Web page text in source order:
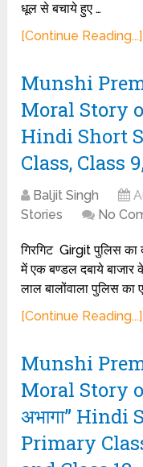
धूल से बचाये हुए …
[Continue Reading...]
Munshi
Moral Story
Hindi Short
Class, Class
Baljit Singh
Stories
No
गिरगिट Girgit पुलिस का
में एक बण्डल दबाये
लाल बालोंवाला पुलिस का
[Continue Reading...]
Munshi
Moral Story
अभागा”
Primary